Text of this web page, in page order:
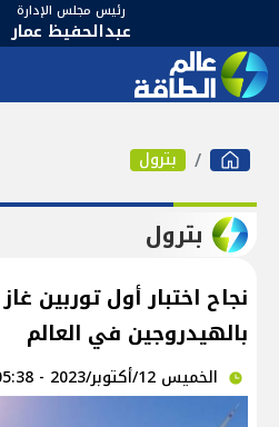
رئيس مجلس الإدارة
عبدالحفيظ عمار
بترول
بترول
بالهيدروجين في العالم
الخميس 12/أكتوبر/2023 - 05:38 م